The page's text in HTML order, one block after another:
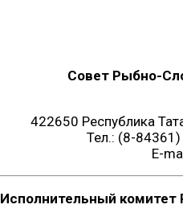
Совет Рыбно-
422650 Республика
Тел.: (8-
E-
Исполнительный комитет